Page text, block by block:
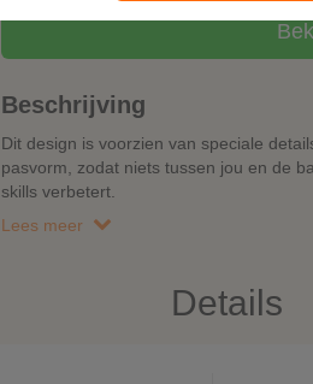
Beschrijving
Dit design is voorzien van speciale
pasvorm, zodat niets tussen jou en de
skills verbetert.
Lees meer
Details